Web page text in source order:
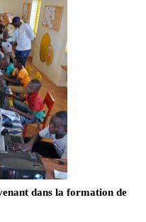
dans la formation de